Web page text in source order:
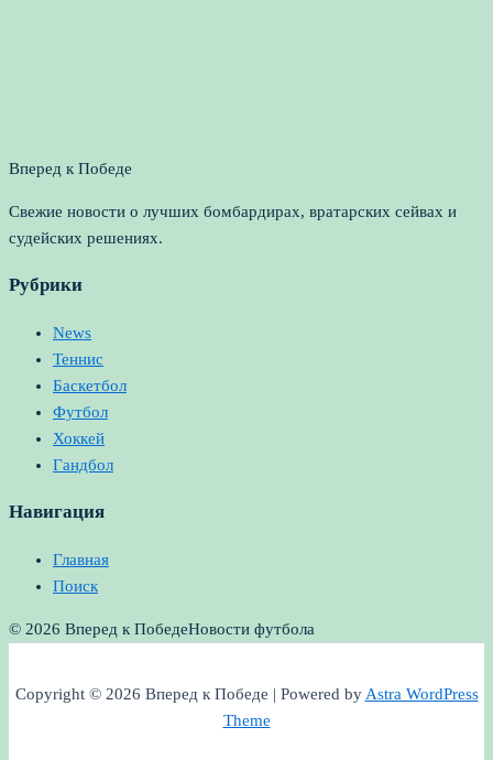
Вперед к Победе
Свежие новости о лучших бомбардирах, вратарских сейвах и
судейских решениях.
Рубрики
News
Теннис
Баскетбол
Футбол
Хоккей
Гандбол
Навигация
Главная
Поиск
© 2026 Вперед к ПобедеНовости футбола
Copyright © 2026 Вперед к Победе | Powered byAstra WordPress
Theme